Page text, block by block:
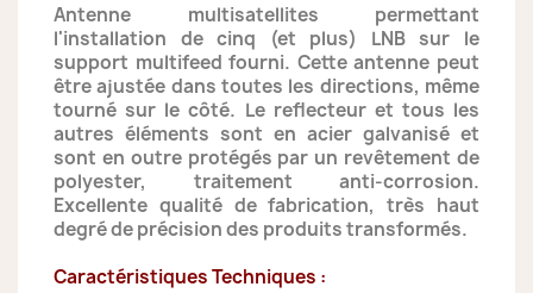
Antenne multisatellites permettant
l'installation de cinq (et plus) LNB sur le
support multifeed fourni. Cette antenne peut
être ajustée dans toutes les directions, même
tourné sur le côté. Le reflecteur et tous les
autres éléments sont en acier galvanisé et
sont en outre protégés par un revêtement de
polyester, traitement anti-corrosion.
Excellente qualité de fabrication, très haut
degré de précision des produits transformés.
Caractéristiques Techniques :